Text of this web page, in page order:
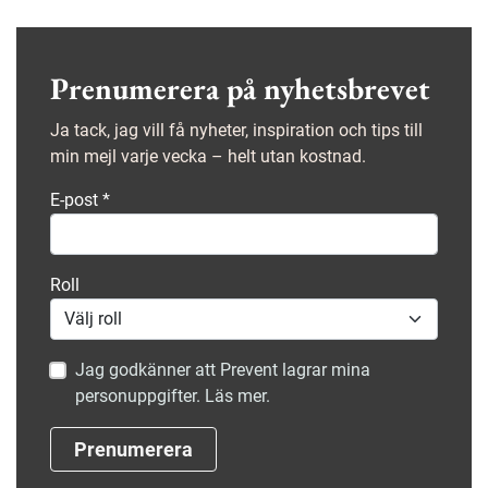
Prenumerera på nyhetsbrevet
Ja tack, jag vill få nyheter, inspiration och tips till
min mejl varje vecka – helt utan kostnad.
E-post *
Roll
Jag godkänner att Prevent lagrar mina
personuppgifter. Läs mer.
Prenumerera